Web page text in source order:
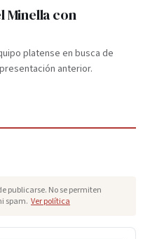
Minella con
platense en busca de
anterior.
publicarse. No se permiten
spam. Ver política